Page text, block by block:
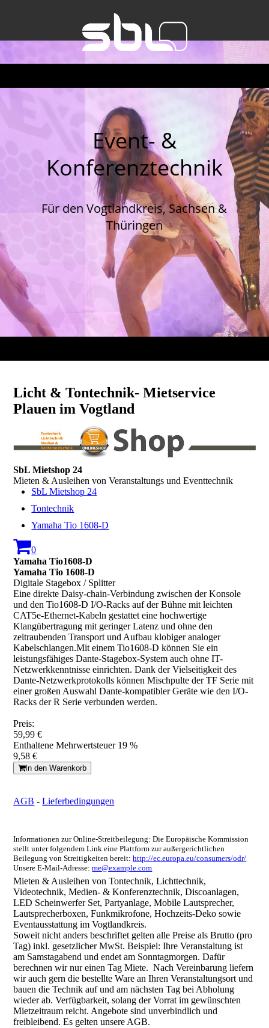
Event- &
Konferenztechnik
Für den Vogtlandkreis, Sachsen &
Thüringen
Licht & Tontechnik- Mietservice
Plauen im Vogtland
SbL Mietshop 24
Mieten & Ausleihen von Veranstaltungs und Eventtechnik
SbL Mietshop 24
Tontechnik
Yamaha Tio 1608-D
0
Yamaha Tio1608-D
Yamaha Tio 1608-D
Digitale Stagebox / Splitter
Eine direkte Daisy-chain-Verbindung zwischen der Konsole
und den Tio1608-D I/O-Racks auf der Bühne mit leichten
CAT5e-Ethernet-Kabeln gestattet eine hochwertige
Klangübertragung mit geringer Latenz und ohne den
zeitraubenden Transport und Aufbau klobiger analoger
Kabelschlangen.Mit einem Tio1608-D können Sie ein
leistungsfähiges Dante-Stagebox-System auch ohne IT-
Netzwerkkenntnisse einrichten. Dank der Vielseitigkeit des
Dante-Netzwerkprotokolls können Mischpulte der TF Serie mit
einer großen Auswahl Dante-kompatibler Geräte wie den I/O-
Racks der R Serie verbunden werden.
Preis:
59,99 €
Enthaltene Mehrwertsteuer 19 %
9,58 €
In den Warenkorb
AGB -Lieferbedingungen
Informationen zur Online-Streitbeilegung: Die Europäische Kommission
stellt unter folgendem Link eine Plattform zur außergerichtlichen
Beilegung von Streitigkeiten bereit:http://ec.europa.eu/consumers/odr/
Unsere E-Mail-Adresse:me@example.com
Mieten & Ausleihen von Tontechnik, Lichttechnik,
Videotechnik, Medien- & Konferenztechnik, Discoanlagen,
LED Scheinwerfer Set, Partyanlage, Mobile Lautsprecher,
Lautsprecherboxen, Funkmikrofone, Hochzeits-Deko sowie
Eventausstattung im Vogtlandkreis.
Soweit nicht anders beschriftet gelten alle Preise als Brutto (pro
Tag) inkl. gesetzlicher MwSt. Beispiel: Ihre Veranstaltung ist
am Samstagabend und endet am Sonntagmorgen. Dafür
berechnen wir nur einen Tag Miete. Nach Vereinbarung liefern
wir auch gern die bestellte Ware an Ihren Veranstaltungsort und
bauen die Technik auf und am nächsten Tag bei Abholung
wieder ab. Verfügbarkeit, solang der Vorrat im gewünschten
Mietzeitraum reicht. Angebote sind unverbindlich und
freibleibend. Es gelten unsere AGB.